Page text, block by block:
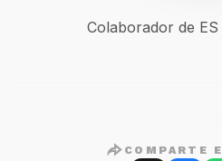
Colaborador de
COMPARTE